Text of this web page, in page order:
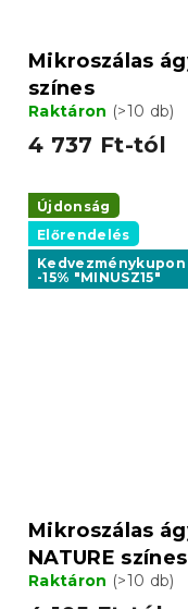
Mikroszálas
színes
Raktáron (>10 db)
4 737 Ft-tól
Újdonság
Előrendelés
Kedvezménykupon
-15% "MINUSZ15"
Mikroszálas
NATURE színes
Raktáron (>10 db)